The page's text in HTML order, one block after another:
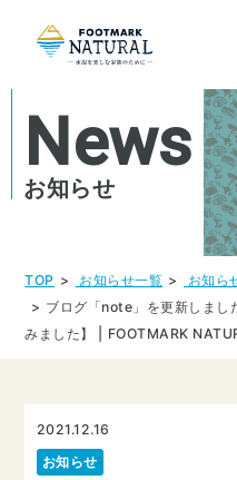
News
お知らせ
TOP お知らせ一覧
お知ら
ブログ「note」を更新しまし
みました】 | FOOTMARK
2021.12.16
お知らせ